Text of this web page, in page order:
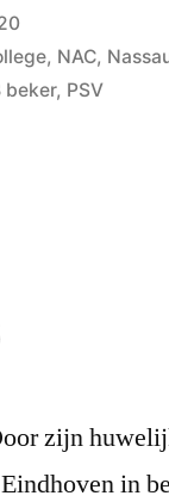
, NAC,
beker, PSV
zijn
in